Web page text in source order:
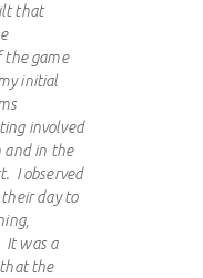
that
the game
initial
involved
and in the
I observed
day to
It was a
the